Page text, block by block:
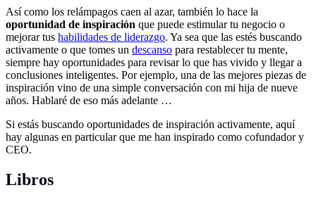
Así como los relámpagos caen al azar, también lo hace la
oportunidad de inspiración que puede estimular tu negocio o
mejorar tus habilidades de liderazgo. Ya sea que las estés buscando
activamente o que tomes un descanso para restablecer tu mente,
siempre hay oportunidades para revisar lo que has vivido y llegar a
conclusiones inteligentes. Por ejemplo, una de las mejores piezas de
inspiración vino de una simple conversación con mi hija de nueve
años. Hablaré de eso más adelante …
Si estás buscando oportunidades de inspiración activamente, aquí
hay algunas en particular que me han inspirado como cofundador y
CEO.
Libros